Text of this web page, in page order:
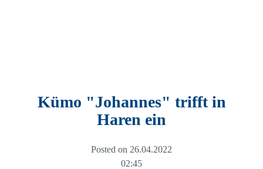
Kümo "Johannes" trifft in
Haren ein
Posted on 26.04.2022
02:45